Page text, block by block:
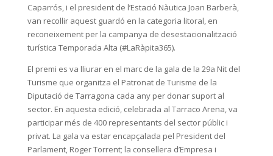
Caparrós, i el president de l’Estació Nàutica Joan Barberà,
van recollir aquest guardó en la categoria litoral, en
reconeixement per la campanya de desestacionalització
turística Temporada Alta (#LaRàpita365).
El premi es va lliurar en el marc de la gala de la 29a Nit del
Turisme que organitza el Patronat de Turisme de la
Diputació de Tarragona cada any per donar suport al
sector. En aquesta edició, celebrada al Tarraco Arena, va
participar més de 400 representants del sector públic i
privat. La gala va estar encapçalada pel President del
Parlament, Roger Torrent; la consellera d’Empresa i